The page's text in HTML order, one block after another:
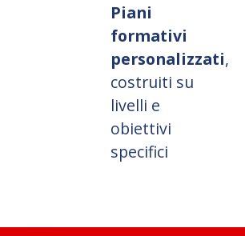
Piani
formativi
personalizzati,
costruiti su
livelli e
obiettivi
specifici